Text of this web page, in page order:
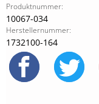
Produktnummer:
10067-034
Herstellernummer:
1732100-164